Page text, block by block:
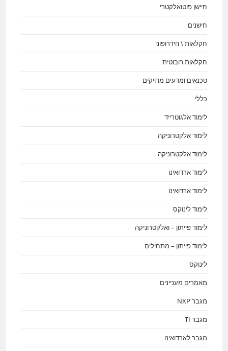
חיישן פוטואלקטרי
חישנים
חקלאות \ הידרופוני
חקלאות רובוטית
טכנאים ומדעים מדויקים
כללי
לימוד אלגוטרייד
לימוד אלקטרוניקה
לימוד אלקטרוניקה
לימוד ארדואינו
לימוד ארדואינו
לימוד לינוקס
לימוד פייתון – ואלקטרוניקה
לימוד פייתון – מתחילים
לינוקס
מאמרים מעניינים
מגבר NXP
מגבר TI
מגבר לארדואינו